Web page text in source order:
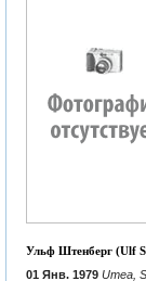
Ульф Штенберг (Ulf
01 Янв. 1979 Umea,